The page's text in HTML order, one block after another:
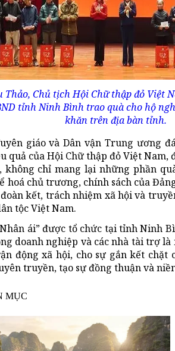
Thảo, Chủ tịch Hội Chữ thập đỏ Việt
tỉnh Ninh Bình trao quà cho hộ
khăn trên địa bàn tỉnh.
giáo và Dân vận Trung ương
quả của Hội Chữ thập đỏ Việt
không chỉ mang lại những phần
hoá chủ trương, chính sách của
kết, trách nhiệm xã hội và
tộc Việt Nam.
ái” được tổ chức tại tỉnh Ninh
doanh nghiệp và các nhà tài trợ
động xã hội, cho sự gắn kết chặt
truyền, tạo sự đồng thuận và
MỤC